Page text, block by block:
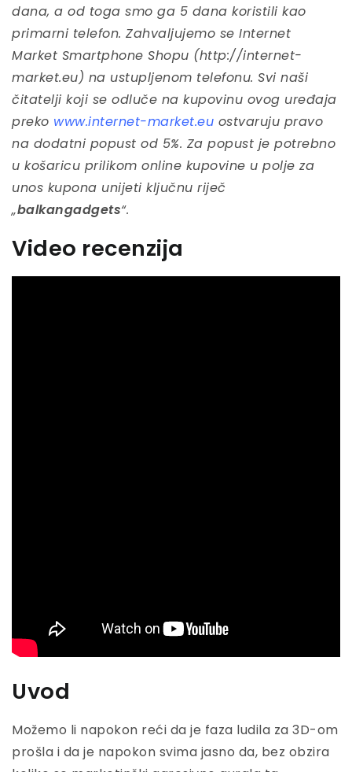
dana, a od toga smo ga 5 dana koristili kao
primarni telefon. Zahvaljujemo se Internet
Market Smartphone Shopu (http://internet-
market.eu) na ustupljenom telefonu. Svi naši
čitatelji koji se odluče na kupovinu ovog uređaja
preko www.internet-market.eu ostvaruju pravo
na dodatni popust od 5%. Za popust je potrebno
u košaricu prilikom online kupovine u polje za
unos kupona unijeti ključnu riječ
„balkangadgets“.
Video recenzija
Uvod
Možemo li napokon reći da je faza ludila za 3D-om
prošla i da je napokon svima jasno da, bez obzira